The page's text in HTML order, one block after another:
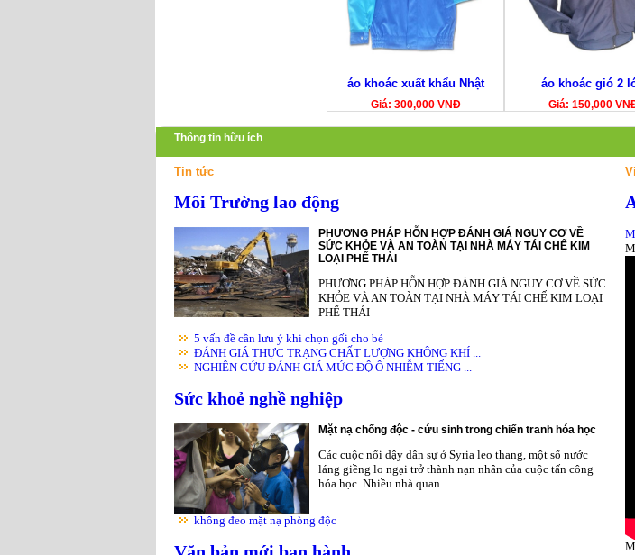
áo khoác xuất khẩu Nhật
Giá: 300,000 VNĐ
áo khoác gió 2
Giá: 150,000
Thông tin hữu ích
Tin tức
Môi Trường lao động
PHƯƠNG PHÁP HỖN HỢP ĐÁNH GIÁ NGUY CƠ VỀ
SỨC KHỎE VÀ AN TOÀN TẠI NHÀ MÁY TÁI CHẾ KIM
LOẠI PHẾ THẢI
PHƯƠNG PHÁP HỖN HỢP ĐÁNH GIÁ NGUY CƠ VỀ SỨC
KHỎE VÀ AN TOÀN TẠI NHÀ MÁY TÁI CHẾ KIM LOẠI
PHẾ THẢI
5 vấn đề cần lưu ý khi chọn gối cho bé
ĐÁNH GIÁ THỰC TRẠNG CHẤT LƯỢNG KHÔNG KHÍ ...
NGHIÊN CỨU ĐÁNH GIÁ MỨC ĐỘ Ô NHIỄM TIẾNG ...
Sức khoẻ nghề nghiệp
Mặt nạ chống độc - cứu sinh trong chiến tranh hóa học
Các cuộc nổi dậy dân sự ở Syria leo thang, một số nước
láng giềng lo ngại trở thành nạn nhân của cuộc tấn công
hóa học. Nhiều nhà quan...
không đeo mặt nạ phòng độc